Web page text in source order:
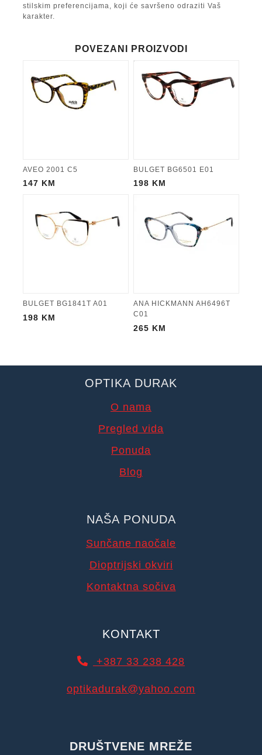
stilskim preferencijama, koji će savršeno odraziti Vaš
karakter.
POVEZANI PROIZVODI
AVEO 2001 C5
147 KM
BULGET BG6501 E01
198 KM
BULGET BG1841T A01
198 KM
ANA HICKMANN AH6496T
C01
265 KM
OPTIKA DURAK
O nama
Pregled vida
Ponuda
Blog
NAŠA PONUDA
Sunčane naočale
Dioptrijski okviri
Kontaktna sočiva
KONTAKT
+387 33 238 428
optikadurak@yahoo.com
DRUŠTVENE MREŽE